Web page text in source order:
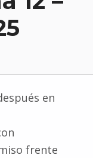
en
frente